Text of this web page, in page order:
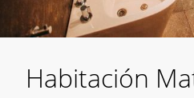
Habitación